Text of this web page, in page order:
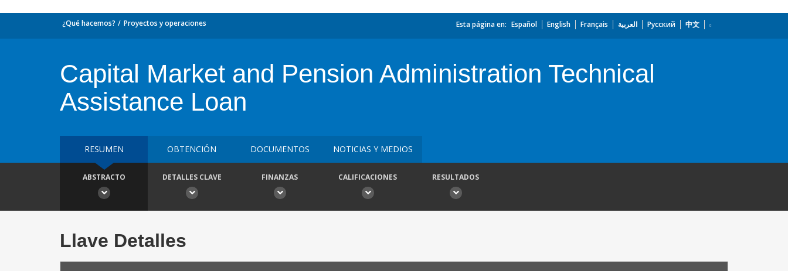
¿Qué hacemos? Proyectos y operaciones Esta página en: Español English Français العربية Русский 中文
Capital Market and Pension Administration Technical
Assistance Loan
RESUMEN OBTENCIÓN DOCUMENTOS NOTICIAS Y MEDIOS
ABSTRACTO DETALLES CLAVE FINANZAS CALIFICACIONES RESULTADOS
Llave Detalles